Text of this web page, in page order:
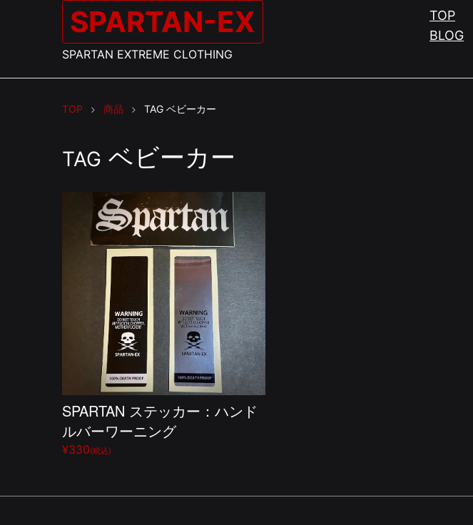
SPARTAN-EX
SPARTAN EXTREME CLOTHING
TOP
BLOG
TOP 商品 TAG ベビーカー
TAG ベビーカー
SPARTAN ステッカー：ハンド
ルバーワーニング
¥330(税込)